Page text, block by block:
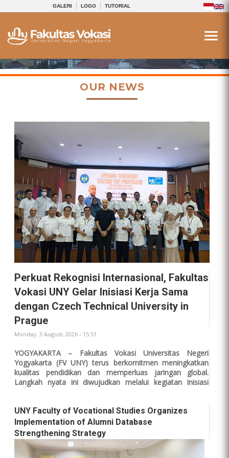
GALERI LOGO TUTORIAL
OUR NEWS
Perkuat Rekognisi Internasional, Fakultas
Vokasi UNY Gelar Inisiasi Kerja Sama
dengan Czech Technical University in
Prague
Monday, 3 August, 2026 - 15:51
YOGYAKARTA – Fakultas Vokasi Universitas Negeri
Yogyakarta (FV UNY) terus berkomitmen meningkatkan
kualitas pendidikan dan memperluas jaringan global.
Langkah nyata ini diwujudkan melalui kegiatan Inisiasi
University (CTU) in Prague.
Kegiatan strategis ini dikemas dalam program Inbound
Visiting Top Professor yang berlangsung selama tiga hari,
mulai tanggal 3 hingga 5 Agustus 2026. Acara berpusat di
UNY Faculty of Vocational Studies Organizes
Implementation of Alumni Database
Strengthening Strategy